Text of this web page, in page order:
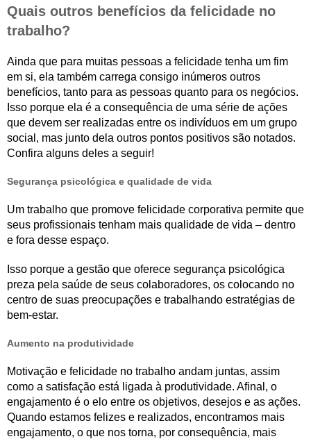
Quais outros benefícios da felicidade no
trabalho?
Ainda que para muitas pessoas a felicidade tenha um fim
em si, ela também carrega consigo inúmeros outros
benefícios, tanto para as pessoas quanto para os negócios.
Isso porque ela é a consequência de uma série de ações
que devem ser realizadas entre os indivíduos em um grupo
social, mas junto dela outros pontos positivos são notados.
Confira alguns deles a seguir!
Segurança psicológica e qualidade de vida
Um trabalho que promove felicidade corporativa permite que
seus profissionais tenham mais qualidade de vida – dentro
e fora desse espaço.
Isso porque a gestão que oferece segurança psicológica
preza pela saúde de seus colaboradores, os colocando no
centro de suas preocupações e trabalhando estratégias de
bem-estar.
Aumento na produtividade
Motivação e felicidade no trabalho andam juntas, assim
como a satisfação está ligada à produtividade. Afinal, o
engajamento é o elo entre os objetivos, desejos e as ações.
Quando estamos felizes e realizados, encontramos mais
engajamento, o que nos torna, por consequência, mais